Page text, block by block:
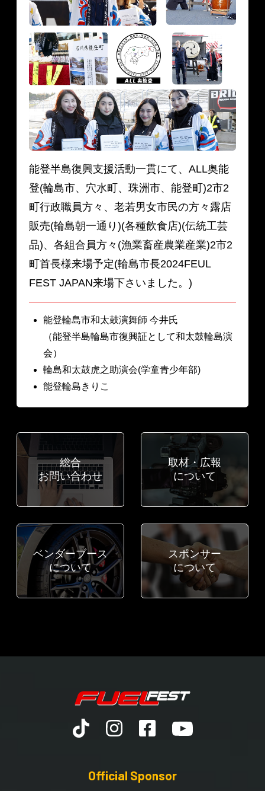
能登半島復興支援活動一貫にて、ALL奥能
登(輪島市、穴水町、珠洲市、能登町)2市2
町行政職員方々、老若男女市民の方々露店
販売(輪島朝一通り)(各種飲食店)(伝統工芸
品)、各組合員方々(漁業畜産農業産業)2市2
町首長様来場予定(輪島市長2024FEUL
FEST JAPAN来場下さいました。)
能登輪島市和太鼓演舞師 今井氏
（能登半島輪島市復興証として和太鼓輪島演
会）
輪島和太鼓虎之助演会(学童青少年部)
能登輪島きりこ
総合
お問い合わせ
取材・広報
について
ベンダーブース
について
スポンサー
について
Official Sponsor